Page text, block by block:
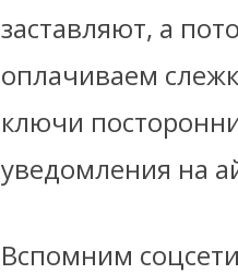
заставляют, а
оплачиваем
ключи
уведомления на
Вспомним